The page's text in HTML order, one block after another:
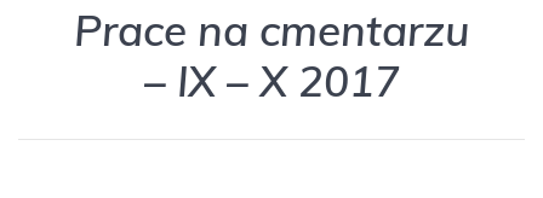
Prace na cmentarzu
– IX – X 2017